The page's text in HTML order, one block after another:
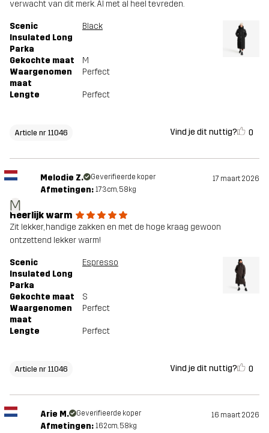
verwacht van dit merk. Al met al heel tevreden.
Scenic
Insulated Long
Parka
Black
Gekochte maat
M
Waargenomen
maat
Perfect
Lengte Perfect
Article nr 11046 Vind je dit nuttig? 0
M
Melodie Z. Geverifieerde koper 17 maart 2026
Afmetingen: 173cm, 58kg
Heerlijk warm
Zit lekker, handige zakken en met de hoge kraag gewoon
ontzettend lekker warm!
Scenic
Insulated Long
Parka
Espresso
Gekochte maat
S
Waargenomen
maat
Perfect
Lengte Perfect
Article nr 11046 Vind je dit nuttig? 0
Arie M. Geverifieerde koper 16 maart 2026
Afmetingen: 162cm, 58kg